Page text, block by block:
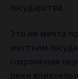
государства.
Это не мечта
жестким
сохранения
речи